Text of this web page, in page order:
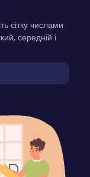
сітку числами
середній і